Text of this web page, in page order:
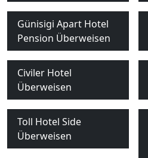
Günisigi Apart Hotel
Pension Überweisen
Civiler Hotel
Überweisen
Toll Hotel Side
Überweisen